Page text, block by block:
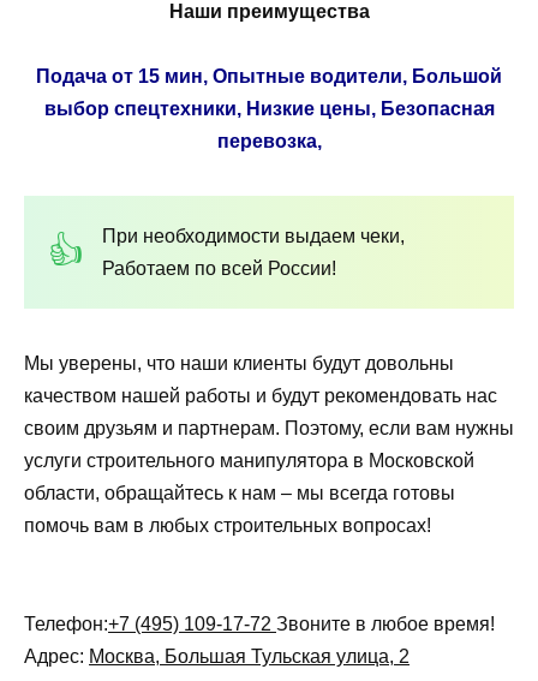
Наши преимущества
Подача от 15 мин, Опытные водители, Большой
выбор спецтехники, Низкие цены, Безопасная
перевозка,
При необходимости выдаем чеки,
Работаем по всей России!
Мы уверены, что наши клиенты будут довольны
качеством нашей работы и будут рекомендовать нас
своим друзьям и партнерам. Поэтому, если вам нужны
услуги строительного манипулятора в Московской
области, обращайтесь к нам – мы всегда готовы
помочь вам в любых строительных вопросах!
Телефон:+7 (495) 109-17-72 Звоните в любое время!
Адрес: Москва, Большая Тульская улица, 2